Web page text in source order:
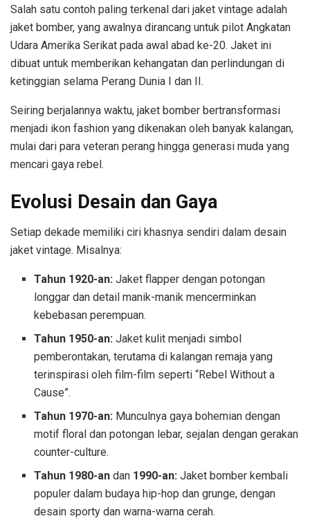
Salah satu contoh paling terkenal dari jaket vintage adalah
jaket bomber, yang awalnya dirancang untuk pilot Angkatan
Udara Amerika Serikat pada awal abad ke-20. Jaket ini
dibuat untuk memberikan kehangatan dan perlindungan di
ketinggian selama Perang Dunia I dan II.
Seiring berjalannya waktu, jaket bomber bertransformasi
menjadi ikon fashion yang dikenakan oleh banyak kalangan,
mulai dari para veteran perang hingga generasi muda yang
mencari gaya rebel.
Evolusi Desain dan Gaya
Setiap dekade memiliki ciri khasnya sendiri dalam desain
jaket vintage. Misalnya:
Tahun 1920-an: Jaket flapper dengan potongan
longgar dan detail manik-manik mencerminkan
kebebasan perempuan.
Tahun 1950-an: Jaket kulit menjadi simbol
pemberontakan, terutama di kalangan remaja yang
terinspirasi oleh film-film seperti “Rebel Without a
Cause”.
Tahun 1970-an: Munculnya gaya bohemian dengan
motif floral dan potongan lebar, sejalan dengan gerakan
counter-culture.
Tahun 1980-an dan 1990-an:Jaket bomber kembali
populer dalam budaya hip-hop dan grunge, dengan
desain sporty dan warna-warna cerah.